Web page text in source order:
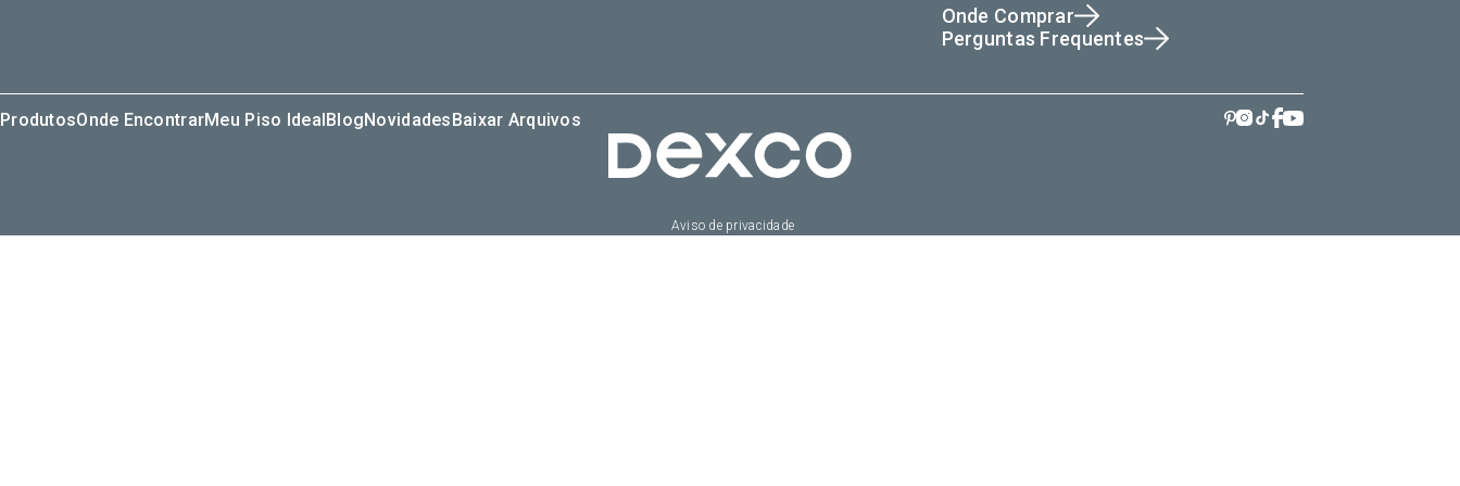
Onde Comprar
Perguntas Frequentes
ProdutosOnde EncontrarMeu Piso IdealBlogNovidadesBaixar Arquivos
Aviso de privacidade